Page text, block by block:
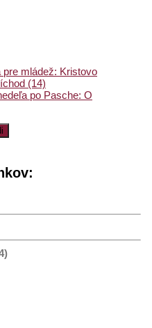
pre mládež: Kristovo
(14)
po Pasche: O